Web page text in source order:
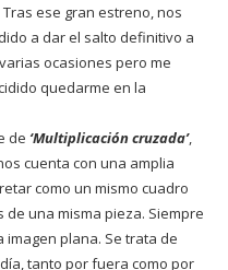
ese gran estreno, nos
a dar el salto definitivo a
ocasiones pero me
quedarme en la
de ‘Multiplicación cruzada’,
cuenta con una amplia
como un mismo cuadro
una misma pieza. Siempre
plana. Se trata de
tanto por fuera como por